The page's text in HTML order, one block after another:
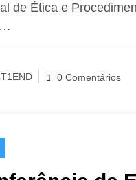
de Ética e
0 Comentários